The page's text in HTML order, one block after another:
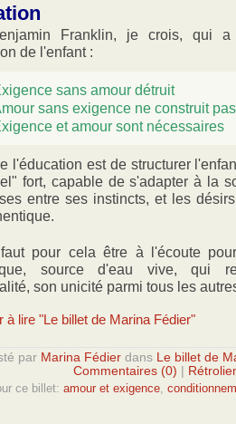
Franklin, je crois, qui
de l'enfant :
sans amour détruit
sans exigence ne construit pas
et amour sont nécessaires
l'éducation est de structurer
fort, capable de s'adapter à la
entre ses instincts, et les
pour cela être à l'écoute
source d'eau vive, qui
son unicité parmi tous les
à lire "Le billet de Marina Fédier"
par Marina Fédier dans
Le billet de
Commentaires (0)
ce billet: amour et exigence